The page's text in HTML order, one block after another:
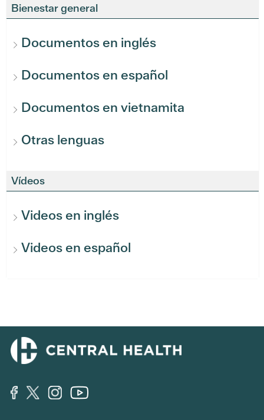
Bienestar general
Documentos en inglés
Documentos en español
Documentos en vietnamita
Otras lenguas
Vídeos
Videos en inglés
Videos en español